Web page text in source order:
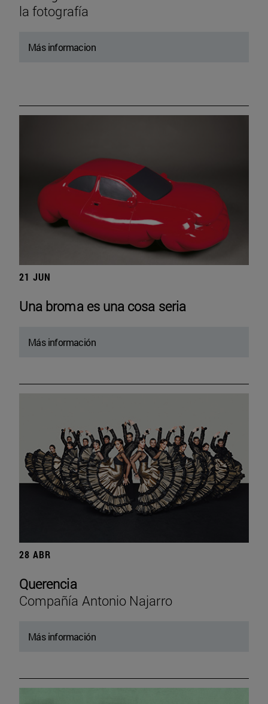
la fotografía
Más informacion
21 JUN
Una broma es una cosa seria
Más información
28 ABR
Querencia
Compañía Antonio Najarro
Más información